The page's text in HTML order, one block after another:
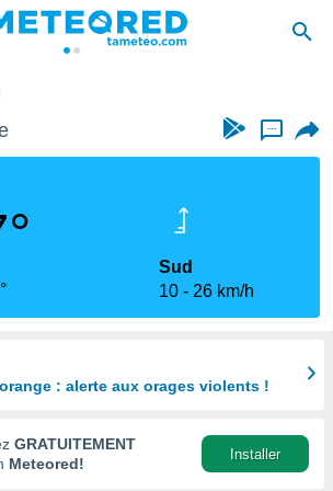
...
Sud
10
26 km/h
: alerte aux orages violents !
GRATUITEMENT
Meteored!
Installer